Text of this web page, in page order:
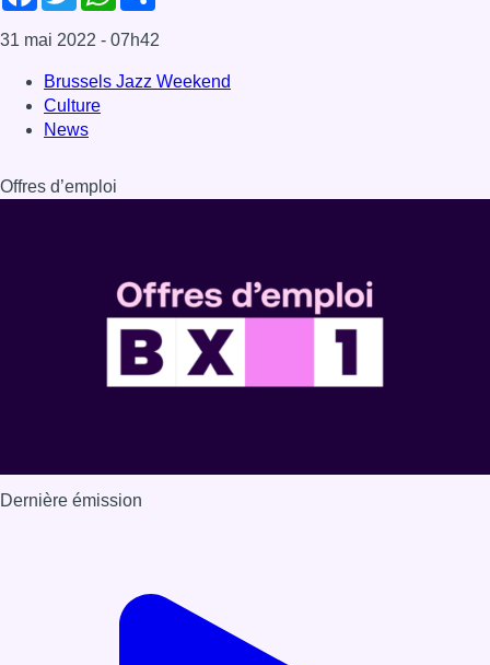
31 mai 2022 - 07h42
Brussels Jazz Weekend
Culture
News
Offres d’emploi
Dernière émission